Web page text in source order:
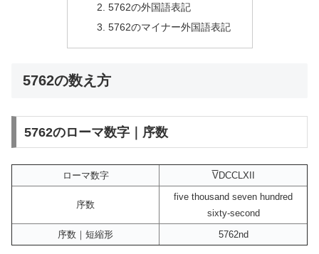
5762の外国語表記
5762のマイナー外国語表記
5762の数え方
5762のローマ数字｜序数
ローマ数字 VDCCLXII
序数
five thousand seven hundred
sixty-second
序数｜短縮形
5762nd